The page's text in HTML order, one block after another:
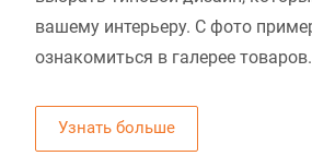
вашему интерьеру. С фото
ознакомиться в галерее товаров.
Узнать больше